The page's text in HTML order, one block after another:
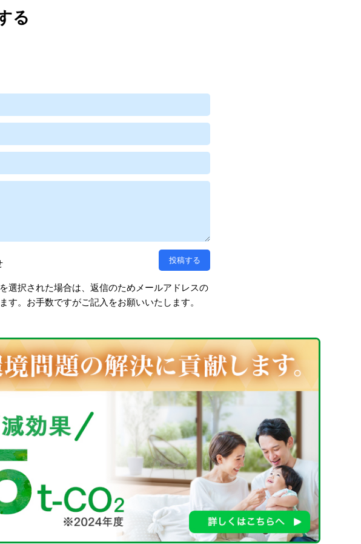
る
選択された場合は、返信のためメールアドレスの
す。お手数ですがご記入をお願いいたします。